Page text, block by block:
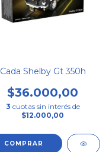
Cada Shelby Gt 350h
$36.000,00
3 cuotas sin interés de
$12.000,00